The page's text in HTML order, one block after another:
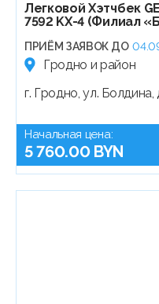
Легковой Хэтчбек
7592 KX-4 (Филиал
ПРИЁМ ЗАЯВОК ДО
Гродно и район
г. Гродно, ул.
Начальная цена:
5 760.00 BYN